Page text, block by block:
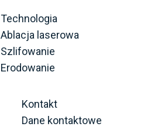
Technologia
Ablacja laserowa
Szlifowanie
Erodowanie
Kontakt
Dane kontaktowe